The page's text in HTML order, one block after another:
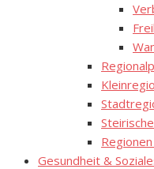
Gesundheit &